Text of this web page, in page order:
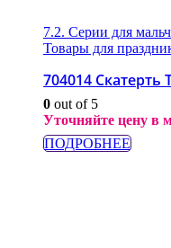
7.2. Серии для
Товары для
704014
0 out of 5
Уточняйте цену в
ПОДРОБНЕЕ